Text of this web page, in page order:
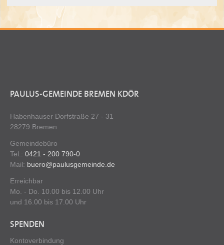
PAULUS-GEMEINDE BREMEN KDÖR
Habenhauser Dorfstraße 27 - 31
28279 Bremen
Gemeindebüro
Tel.: 0421 - 200 790-0
Mail: buero@paulusgemeinde.de
Erreichbar
Mo. - Do. 10.00 bis 12.00 Uhr
und 16.00 bis 17.00 Uhr
SPENDEN
Kontoverbindung